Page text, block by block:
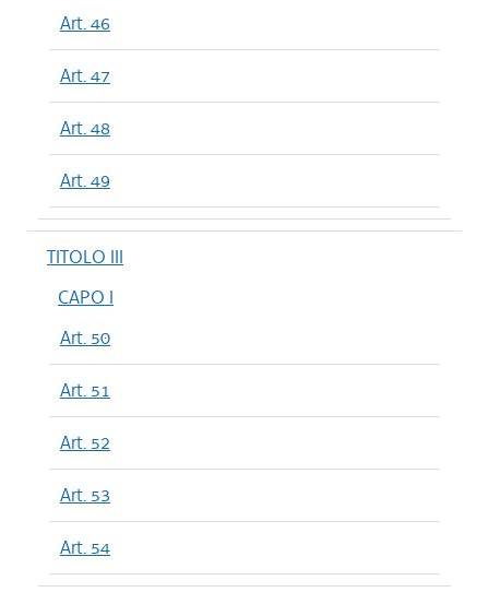
Art. 46
Art. 47
Art. 48
Art. 49
TITOLO III
CAPO I
Art. 50
Art. 51
Art. 52
Art. 53
Art. 54